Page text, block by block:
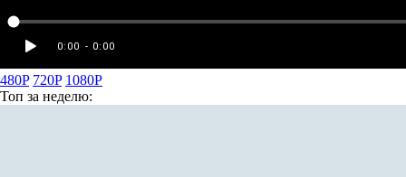
480P 720P 1080P
Топ за неделю: